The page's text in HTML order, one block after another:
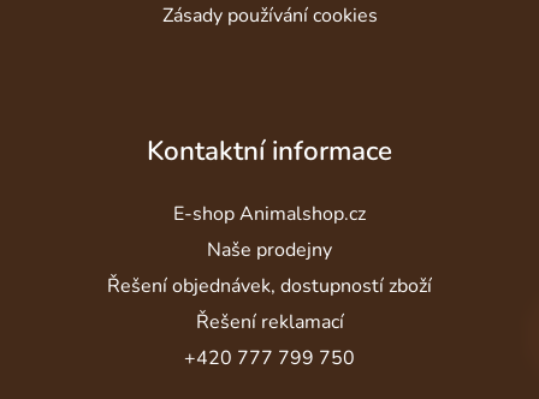
Zásady používání cookies
Kontaktní informace
E-shop Animalshop.cz
Naše prodejny
Řešení objednávek, dostupností zboží
Řešení reklamací
+420 777 799 750